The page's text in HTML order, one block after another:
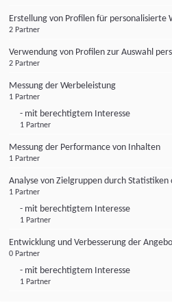
Erstellung von Profilen für personalisierte
2 Partner
Verwendung von Profilen zur Auswahl
2 Partner
Messung der Werbeleistung
1 Partner
- mit berechtigtem Interesse
1 Partner
Messung der Performance von Inhalten
1 Partner
Analyse von Zielgruppen durch
1 Partner
- mit berechtigtem Interesse
1 Partner
Entwicklung und Verbesserung der
0 Partner
- mit berechtigtem Interesse
1 Partner